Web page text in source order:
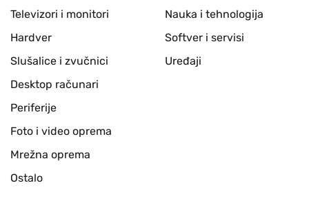
Televizori i monitori
Hardver
Slušalice i zvučnici
Desktop računari
Periferije
Foto i video oprema
Mrežna oprema
Ostalo
Nauka i tehnologija
Softver i servisi
Uređaji